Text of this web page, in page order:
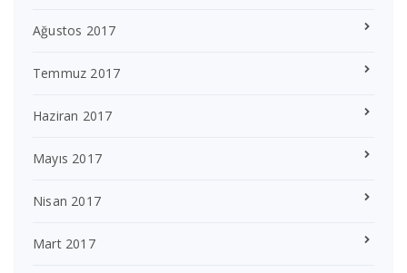
Ağustos 2017
Temmuz 2017
Haziran 2017
Mayıs 2017
Nisan 2017
Mart 2017